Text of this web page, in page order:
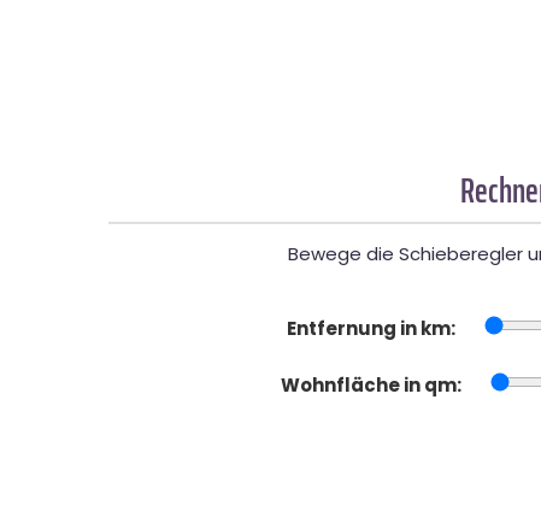
Bewege die Schieberegler
Entfernung in km:
Wohnfläche in qm: